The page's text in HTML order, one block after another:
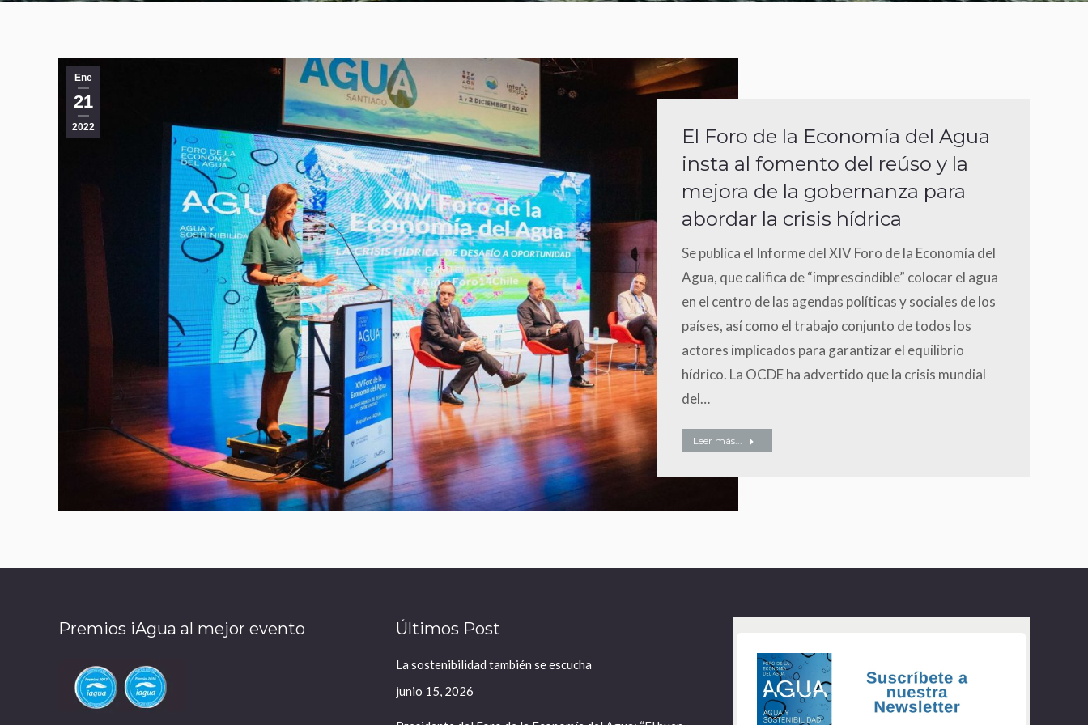
Ene
21
2022
El Foro de la Economía del Agua
insta al fomento del reúso y la
mejora de la gobernanza para
abordar la crisis hídrica
Se publica el Informe del XIV Foro de la Economía del
Agua, que califica de “imprescindible” colocar el agua
en el centro de las agendas políticas y sociales de los
países, así como el trabajo conjunto de todos los
actores implicados para garantizar el equilibrio
hídrico. La OCDE ha advertido que la crisis mundial
del…
Leer más...
Premios iAgua al mejor evento Últimos Post
La sostenibilidad también se escucha
junio 15, 2026